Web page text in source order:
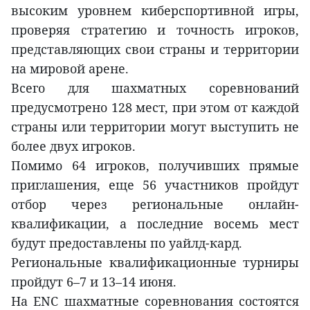
высоким уровнем киберспортивной игры,
проверяя стратегию и точность игроков,
представляющих свои страны и территории
на мировой арене.
Всего для шахматных соревнований
предусмотрено 128 мест, при этом от каждой
страны или территории могут выступить не
более двух игроков.
Помимо 64 игроков, получивших прямые
приглашения, еще 56 участников пройдут
отбор через региональные онлайн-
квалификации, а последние восемь мест
будут предоставлены по уайлд-кард.
Региональные квалификационные турниры
пройдут 6–7 и 13–14 июня.
На ENC шахматные соревнования состоятся